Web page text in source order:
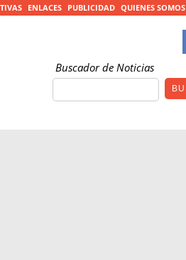
ENLACES PUBLICIDAD QUIENES SOMOS
Buscador de Noticias